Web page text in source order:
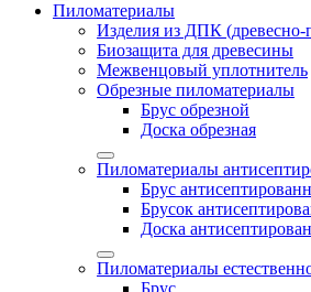
Пиломатериалы
Изделия из ДПК
Биозащита для древесины
Межвенцовый уплотнитель
Обрезные пиломатериалы
Брус обрезной
Доска обрезная
Пиломатериалы
Брус
Брусок
Доска
Пиломатериалы